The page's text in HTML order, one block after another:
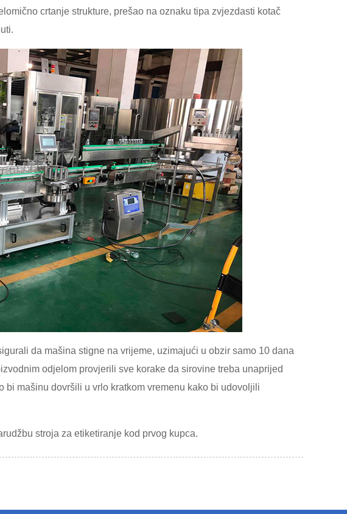
crtanje strukture, prešao na oznaku tipa zvjezdasti kotač
da mašina stigne na vrijeme, uzimajući u obzir samo 10 dana
odjelom provjerili sve korake da sirovine treba unaprijed
mašinu dovršili u vrlo kratkom vremenu kako bi udovoljili
stroja za etiketiranje kod prvog kupca.